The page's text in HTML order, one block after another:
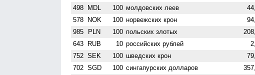
498 MDL 100 молдовских леев
578 NOK 100 норвежских крон
985 PLN 100 польских злотых
643 RUB 10 российских рублей
752 SEK 100 шведских крон
702 SGD 100 сингапурских долларов